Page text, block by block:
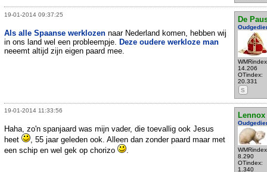
19-01-2014 09:37:25
De
14.206
OTindex:
20.331
S
Als alle Spaanse werklozen naar Nederland komen, hebben wij
in ons land wel een probleempje. Deze oudere werkloze man
neeemt altijd zijn eigen paard mee.
19-01-2014 11:33:56
Lennox
8.290
OTindex:
1.340
Haha, zo'n spanjaard was mijn vader, die toevallig ook Jesus
heet
, 55 jaar geleden ook. Alleen dan zonder paard maar met
een schip en wel gek op chorizo
.